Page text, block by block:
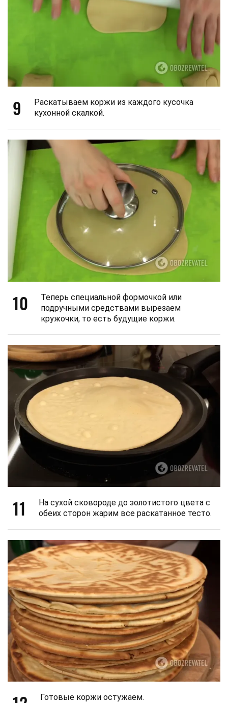
9
Раскатываем коржи из каждого кусочка
кухонной скалкой.
10
Теперь специальной формочкой или
подручными средствами вырезаем
кружочки, то есть будущие коржи.
11
На сухой сковороде до золотистого цвета с
обеих сторон жарим все раскатанное тесто.
Готовые коржи остужаем.